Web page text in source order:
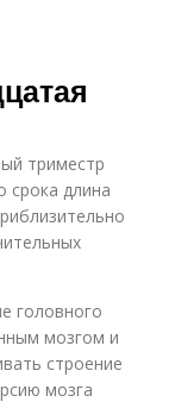
триместр
срока длина
головного
мозгом и
строение
мозга